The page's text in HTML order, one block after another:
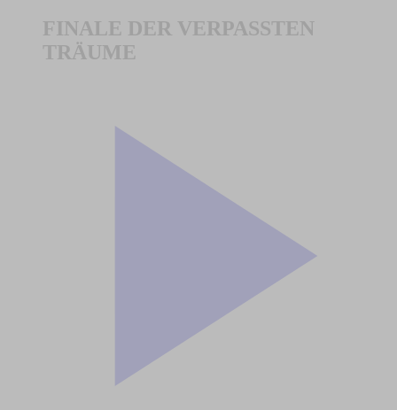
FINALE DER VERPASSTEN
TRÄUME